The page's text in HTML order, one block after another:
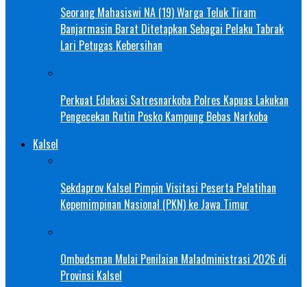
Seorang Mahasiswi NA (19) Warga Teluk Tiram
Banjarmasin Barat Ditetapkan Sebagai Pelaku Tabrak
Lari Petugas Kebersihan
Perkuat Edukasi Satresnarkoba Polres Kapuas Lakukan
Pengecekan Rutin Posko Kampung Bebas Narkoba
Kalsel
Sekdaprov Kalsel Pimpin Visitasi Peserta Pelatihan
Kepemimpinan Nasional (PKN) ke Jawa Timur
Ombudsman Mulai Penilaian Maladministrasi 2026 di
Provinsi Kalsel